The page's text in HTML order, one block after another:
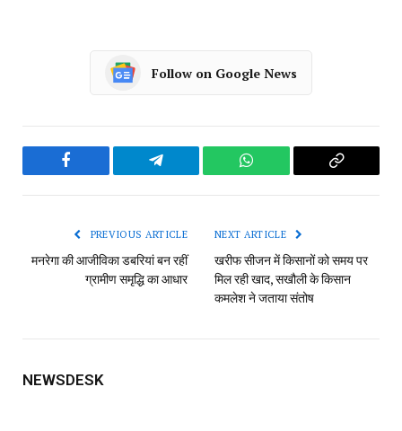
Follow on Google News
Facebook Telegram WhatsApp
Copy
PREVIOUS ARTICLE
मनरेगा की आजीविका डबरियां बन रहीं
ग्रामीण समृद्धि का आधार
NEXT ARTICLE
खरीफ सीजन में किसानों को समय पर
मिल रही खाद, सखौली के किसान
कमलेश ने जताया संतोष
NEWSDESK